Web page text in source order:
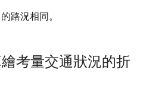
路況相同。
考量交通狀況的折